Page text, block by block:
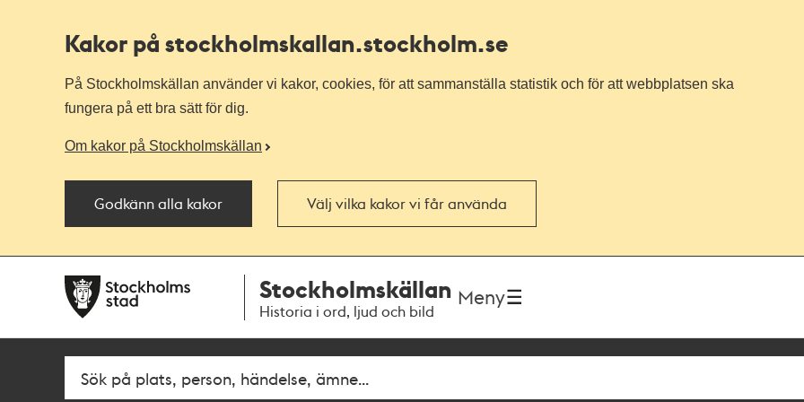
Kakor på stockholmskallan.stockholm.se
På Stockholmskällan använder vi kakor, cookies, för att sammanställa statistik och för att webbplatsen ska
fungera på ett bra sätt för dig.
Om kakor på Stockholmskällan
Godkänn alla kakor Välj vilka kakor vi får använda
navigationen
huvudinnehållet
Stockholmskällan
Historia i ord, ljud och bild
Meny
SökFritextsök